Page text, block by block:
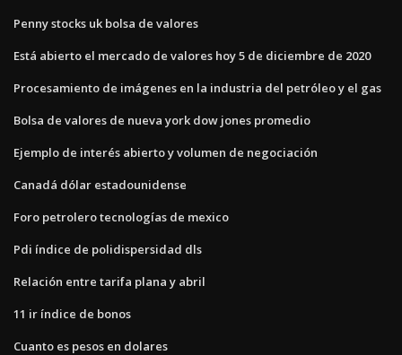
Penny stocks uk bolsa de valores
Está abierto el mercado de valores hoy 5 de diciembre de 2020
Procesamiento de imágenes en la industria del petróleo y el gas
Bolsa de valores de nueva york dow jones promedio
Ejemplo de interés abierto y volumen de negociación
Canadá dólar estadounidense
Foro petrolero tecnologías de mexico
Pdi índice de polidispersidad dls
Relación entre tarifa plana y abril
11 ir índice de bonos
Cuanto es pesos en dolares